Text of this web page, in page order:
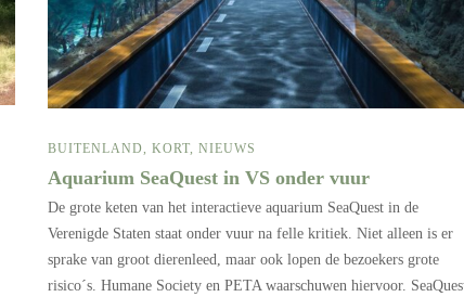
BUITENLAND, KORT, NIEUWS
Aquarium SeaQuest in VS onder vuur
De grote keten van het interactieve aquarium SeaQuest in de
Verenigde Staten staat onder vuur na felle kritiek. Niet alleen is er
sprake van groot dierenleed, maar ook lopen de bezoekers grote
risico´s. Humane Society en PETA waarschuwen hiervoor.